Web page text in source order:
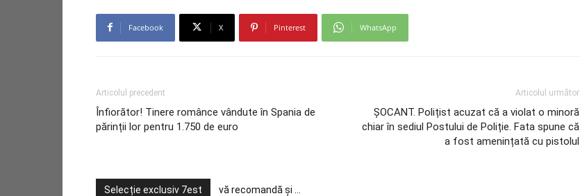
Facebook X Pinterest WhatsApp
Articolul precedent
Înfiorător! Tinere românce vândute în Spania de
părinții lor pentru 1.750 de euro
Articolul următor
ȘOCANT. Polițist acuzat că a violat o minoră
chiar în sediul Postului de Poliție. Fata spune că
a fost amenințată cu pistolul
Selecție exclusiv 7est vă recomandă și ...